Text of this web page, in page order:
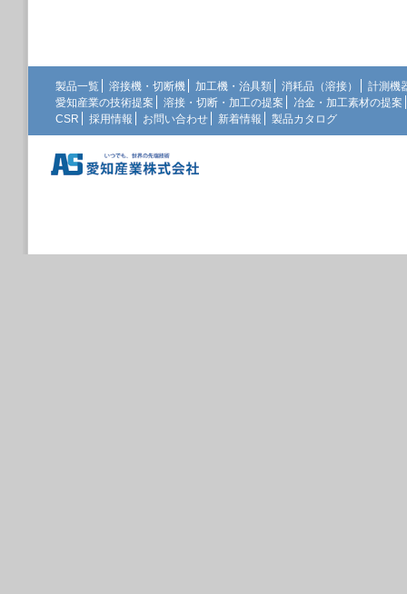
製品一覧 溶接機・切断機 加工機・治具類 消耗品（溶接）
計測機
愛知産業の技術提案
溶接・切断・加工の提案
冶金・加工素材の提案
CSR
採用情報 お問い合わせ 新着情報 製品カタログ